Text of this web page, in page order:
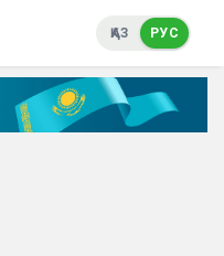
ҚАЗ РУС